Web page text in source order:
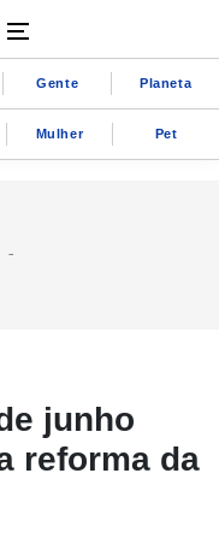
Gente Planeta
Mulher Pet
junho
reforma da